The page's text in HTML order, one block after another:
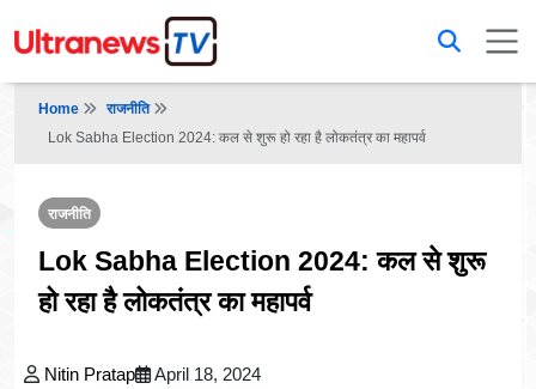
Home
राजनीति
Lok Sabha Election 2024: कल से शुरू हो रहा है लोकतंत्र का महापर्व
राजनीति
Lok Sabha Election 2024: कल से शुरू
हो रहा है लोकतंत्र का महापर्व
Nitin Pratap April 18, 2024